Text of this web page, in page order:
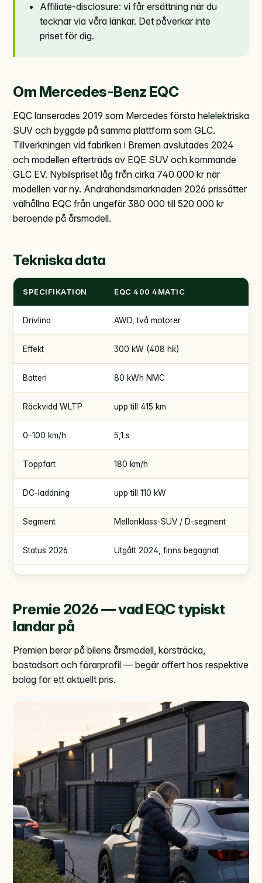
Affiliate-disclosure: vi får ersättning när du
tecknar via våra länkar. Det påverkar inte
priset för dig.
Om Mercedes-Benz EQC
EQC lanserades 2019 som Mercedes första helelektriska
SUV och byggde på samma plattform som GLC.
Tillverkningen vid fabriken i Bremen avslutades 2024
och modellen efterträds av EQE SUV och kommande
GLC EV. Nybilspriset låg från cirka 740 000 kr när
modellen var ny. Andrahandsmarknaden 2026 prissätter
välhållna EQC från ungefär 380 000 till 520 000 kr
beroende på årsmodell.
Tekniska data
SPECIFIKATION EQC 400 4MATIC
Drivlina AWD, två motorer
Effekt 300 kW (408 hk)
Batteri 80 kWh NMC
Räckvidd WLTP upp till 415 km
0–100 km/h 5,1 s
Toppfart 180 km/h
DC-laddning upp till 110 kW
Segment Mellanklass-SUV / D-segment
Status 2026 Utgått 2024, finns begagnat
Premie 2026 — vad EQC typiskt
landar på
Premien beror på bilens årsmodell, körsträcka,
bostadsort och förarprofil — begär offert hos respektive
bolag för ett aktuellt pris.